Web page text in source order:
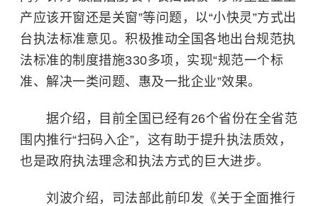
产应该开窗还是关窗”等问题，以“小快灵”方式出
台执法标准意见。积极推动全国各地出台规范执
法标准的制度措施330多项，实现“规范一个标
准、解决一类问题、惠及一批企业”效果。
据介绍，目前全国已经有26个省份在全省范
围内推行“扫码入企”，这有助于提升执法质效，
也是政府执法理念和执法方式的巨大进步。
刘波介绍，司法部此前印发《关于全面推行